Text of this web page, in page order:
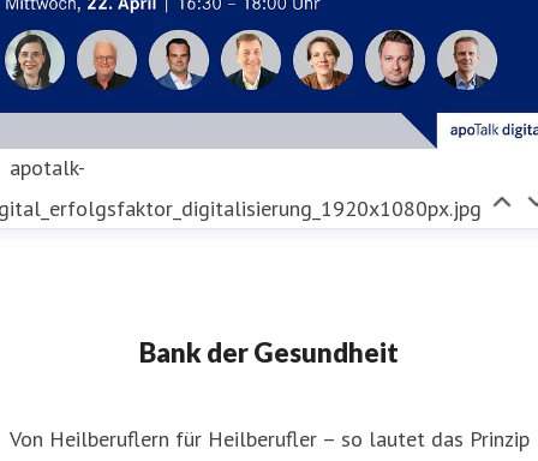
apotalk-
Bank der Gesundheit
Von Heilberuflern für Heilberufler – so lautet das Prinzip